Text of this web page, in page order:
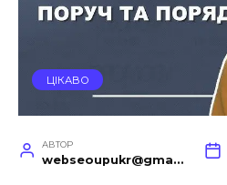
ЦІКАВО
АВТОР
webseoupukr@gmail.com